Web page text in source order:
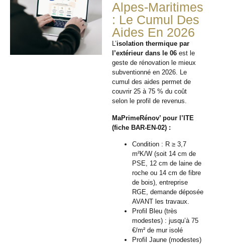
Alpes-Maritimes
: Le Cumul Des
Aides En 2026
L’isolation thermique par
l’extérieur dans le 06 est le
geste de rénovation le mieux
subventionné en 2026. Le
cumul des aides permet de
couvrir 25 à 75 % du coût
selon le profil de revenus.
MaPrimeRénov’ pour l’ITE
(fiche BAR-EN-02) :
Condition : R ≥ 3,7
m²K/W (soit 14 cm de
PSE, 12 cm de laine de
roche ou 14 cm de fibre
de bois), entreprise
RGE, demande déposée
AVANT les travaux.
Profil Bleu (très
modestes) : jusqu’à 75
€/m² de mur isolé
Profil Jaune (modestes)